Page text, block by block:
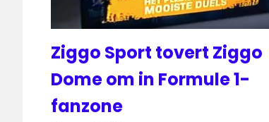
Ziggo Sport tovert Ziggo
Dome om in Formule 1-
fanzone